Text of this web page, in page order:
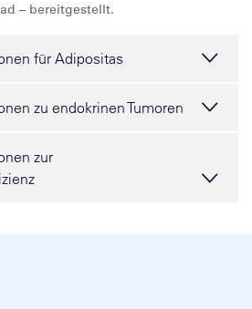
– bereitgestellt.
für Adipositas
zu endokrinen Tumoren
zur